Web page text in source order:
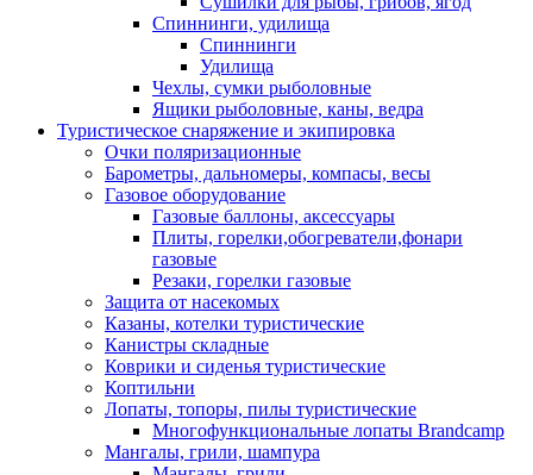
Спиннинги, удилища
Спиннинги
Удилища
Чехлы, сумки рыболовные
Ящики рыболовные, каны, ведра
Туристическое снаряжение и экипировка
Очки поляризационные
Барометры, дальномеры, компасы, весы
Газовое оборудование
Газовые баллоны, аксессуары
Плиты, горелки,обогреватели,фонари
газовые
Резаки, горелки газовые
Защита от насекомых
Казаны, котелки туристические
Канистры складные
Коврики и сиденья туристические
Коптильни
Лопаты, топоры, пилы туристические
Многофункциональные лопаты Brandcamp
Мангалы, грили, шампура